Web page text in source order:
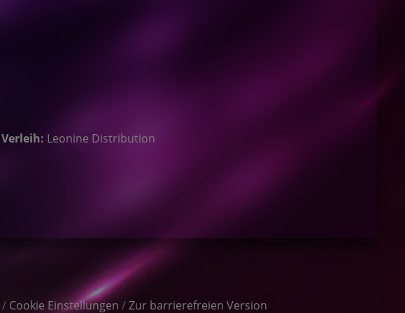
Verleih: Leonine Distribution
/ Cookie Einstellungen /Zur barrierefreien Version